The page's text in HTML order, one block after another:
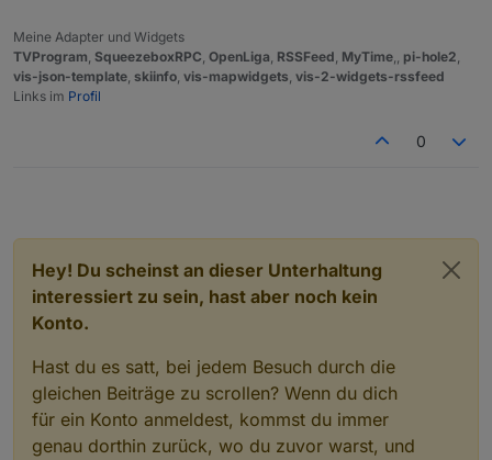
Meine Adapter und Widgets
TVProgram SqueezeboxRPC OpenLiga RSSFeed MyTime pi-hole2
vis-json-template skiinfo vis-mapwidgets vis-2-widgets-rssfeed
Links im Profil
0
Hey! Du scheinst an dieser Unterhaltung
interessiert zu sein, hast aber noch kein
Konto.
Hast du es satt, bei jedem Besuch durch die
gleichen Beiträge zu scrollen? Wenn du dich
für ein Konto anmeldest, kommst du immer
genau dorthin zurück, wo du zuvor warst, und